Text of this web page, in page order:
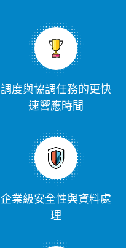
調度與協調任務的更快
速響應時間
企業級安全性與資料處
理